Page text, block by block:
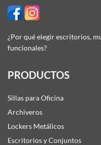
¿Por qué elegir escritorios,
funcionales?
PRODUCTOS
Sillas para Oficina
Archiveros
Lockers Metálicos
Escritorios y Conjuntos